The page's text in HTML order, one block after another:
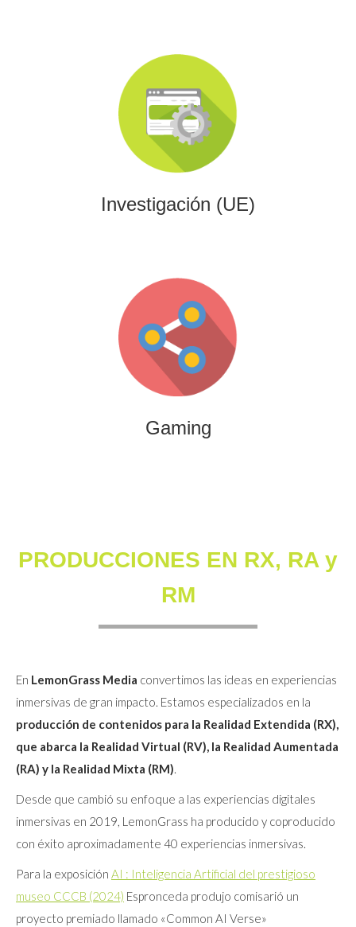
Investigación (UE)
Investigación (UE)
Impulsamos proyectos de I+D+i alineados con programas
europeos, conectando innovación tecnológica con
financiación estratégica.
Gaming
Gaming
Desarrollamos experiencias interactivas y videojuegos
que combinan entretenimiento, innovación y engagement
para marcas y audiencias.
PRODUCCIONES EN RX, RA y
RM
En LemonGrass Media convertimos las ideas en experiencias
inmersivas de gran impacto. Estamos especializados en la
producción de contenidos para la Realidad Extendida (RX),
que abarca la Realidad Virtual (RV), la Realidad Aumentada
(RA) y la Realidad Mixta (RM).
Desde que cambió su enfoque a las experiencias digitales
inmersivas en 2019, LemonGrass ha producido y coproducido
con éxito aproximadamente 40 experiencias inmersivas.
Para la exposición AI : Inteligencia Artificial del prestigioso
museo CCCB (2024) Espronceda produjo comisarió un
proyecto premiado llamado «Common AI Verse»